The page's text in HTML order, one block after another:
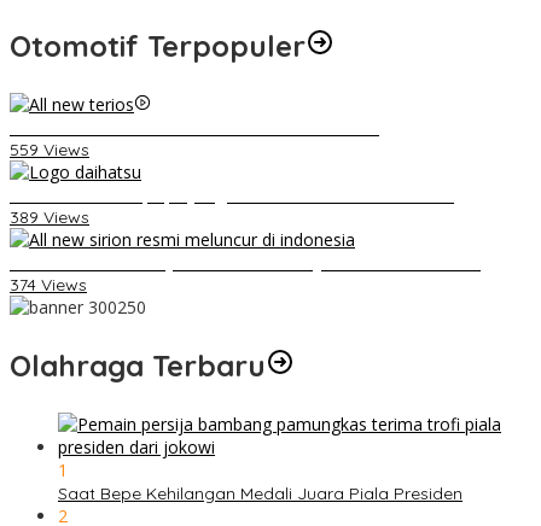
Otomotif Terpopuler
559 Views
389 Views
374 Views
Olahraga Terbaru
1
Saat Bepe Kehilangan Medali Juara Piala Presiden
2